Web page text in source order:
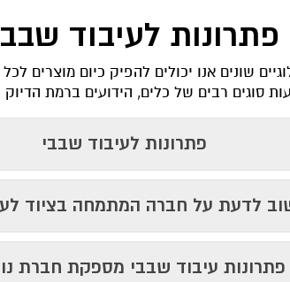
פתרונות לעיבוד
שונים אנו יכולים להפיק כיום מוצרים
סוגים רבים של כלים, הידועים ברמת
פתרונות לעיבוד שבבי
לדעת על חברה המתמחה בציוד
פתרונות עיבוד שבבי מספקת חברת